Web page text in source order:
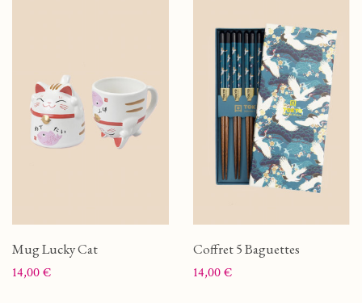
Mug Lucky Cat
Prix
14,00 €
Coffret 5 Baguettes
Prix
14,00 €